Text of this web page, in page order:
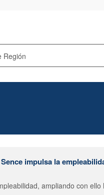
impulsa la
ampliando con ello